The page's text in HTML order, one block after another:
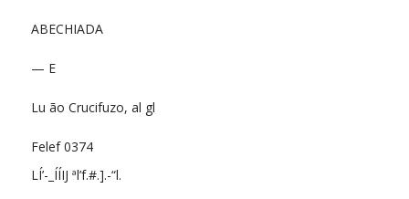
ABECHIADA
— E
Lu ão Crucifuzo, al gl
Felef 0374
LÍ’-_ÍÍIJ ªl’f.#.].-“l.